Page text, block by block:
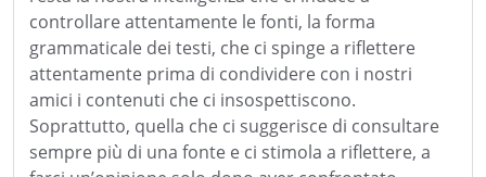
controllare attentamente le fonti, la forma
grammaticale dei testi, che ci spinge a riflettere
attentamente prima di condividere con i nostri
amici i contenuti che ci insospettiscono.
Soprattutto, quella che ci suggerisce di consultare
sempre più di una fonte e ci stimola a riflettere, a